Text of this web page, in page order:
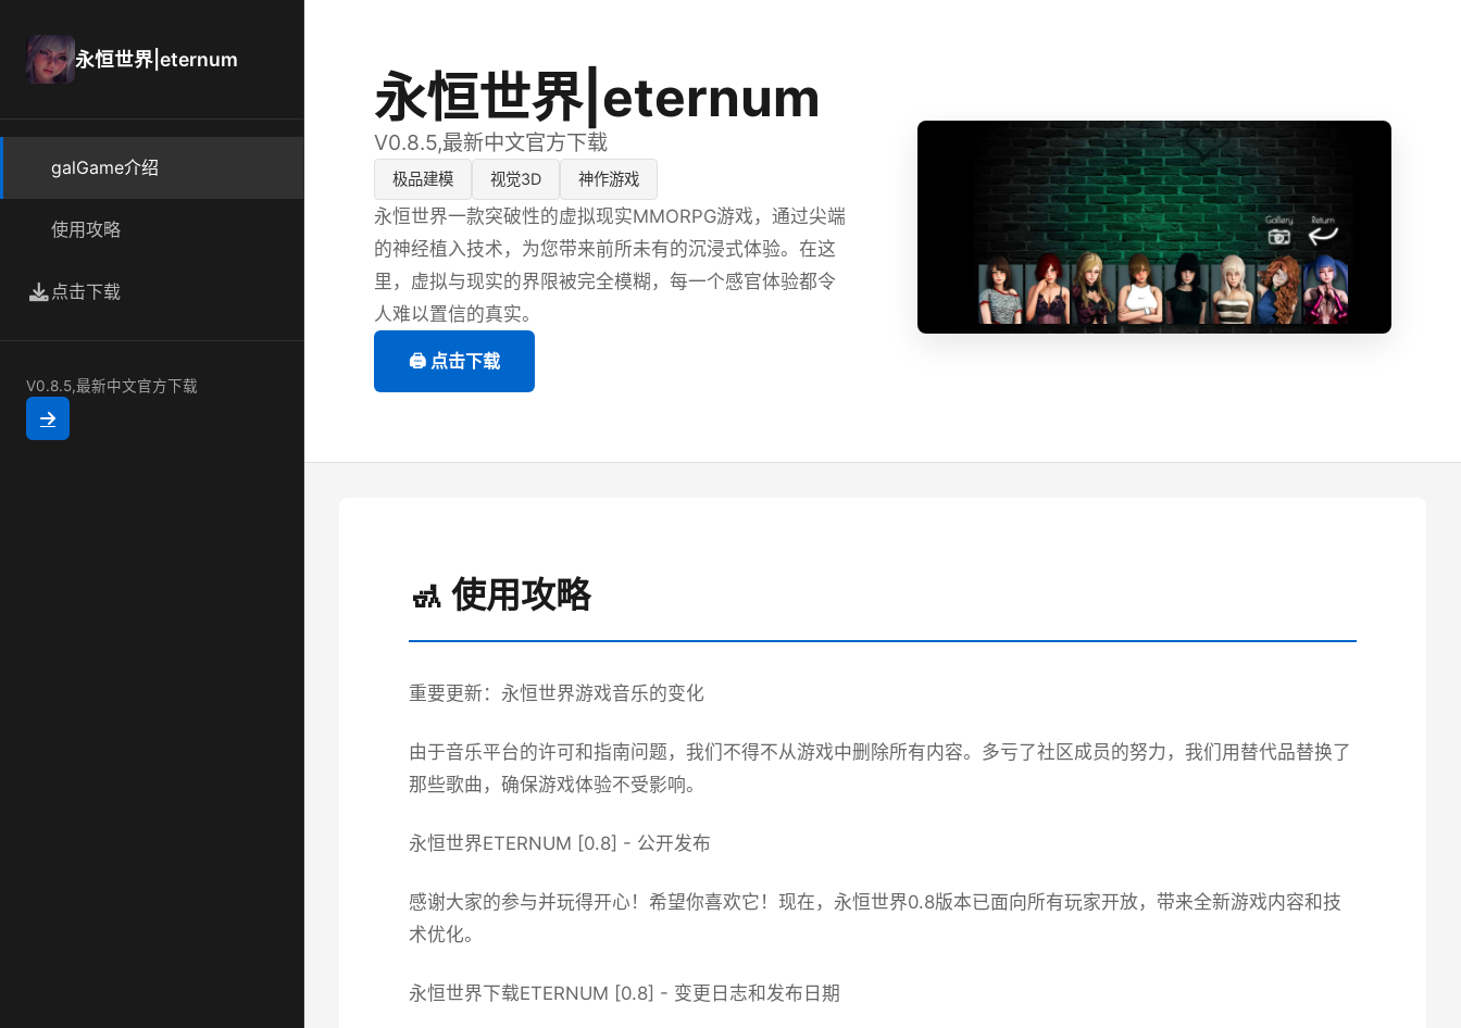
永恒世界|eternum
galGame介绍
使用攻略
点击下载
V0.8.5,最新中文官方下载
永恒世界|eternum
V0.8.5,最新中文官方下载
极品建模 视觉3D 神作游戏
永恒世界一款突破性的虚拟现实MMORPG游戏，通过尖端
的神经植入技术，为您带来前所未有的沉浸式体验。在这
里，虚拟与现实的界限被完全模糊，每一个感官体验都令
人难以置信的真实。
🖨️ 点击下载
🚮 使用攻略
重要更新：永恒世界游戏音乐的变化
由于音乐平台的许可和指南问题，我们不得不从游戏中删除所有内容。多亏了社区成员的努力，我们用替代品替换了
那些歌曲，确保游戏体验不受影响。
永恒世界ETERNUM [0.8] - 公开发布
感谢大家的参与并玩得开心！希望你喜欢它！现在，永恒世界0.8版本已面向所有玩家开放，带来全新游戏内容和技
术优化。
永恒世界下载ETERNUM [0.8] - 变更日志和发布日期